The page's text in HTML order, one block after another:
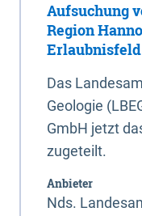
Aufsuchung
Region
Das
Geologie
GmbH jetzt
zugeteilt.
Anbieter
Nds.